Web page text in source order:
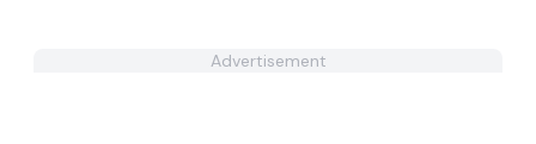
Advertisement